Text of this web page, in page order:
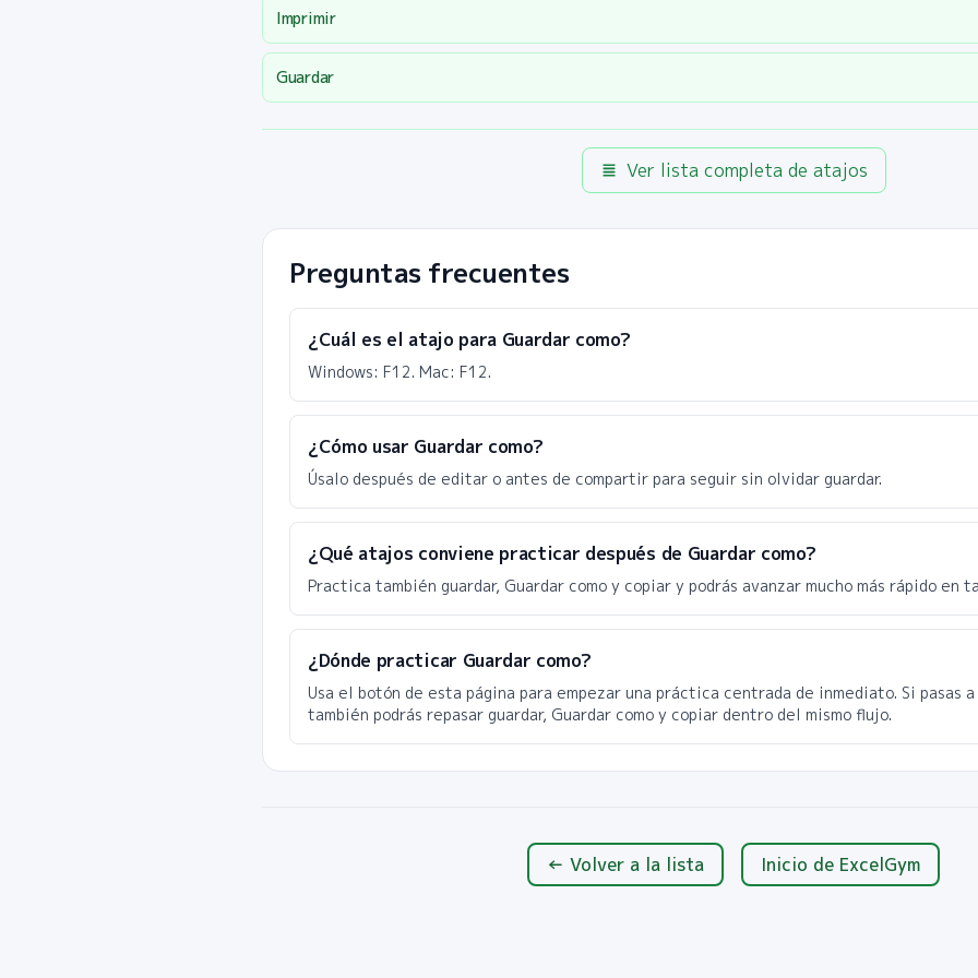
Imprimir
Guardar
Ver lista completa de atajos
Preguntas frecuentes
¿Cuál es el atajo para Guardar como?
Windows: F12. Mac: F12.
¿Cómo usar Guardar como?
Úsalo después de editar o antes de compartir para seguir sin olvidar guardar.
¿Qué atajos conviene practicar después de Guardar como?
Practica también guardar, Guardar como y copiar y podrás avanzar mucho más rápido en
¿Dónde practicar Guardar como?
Usa el botón de esta página para empezar una práctica centrada de inmediato. Si pasas
también podrás repasar guardar, Guardar como y copiar dentro del mismo flujo.
← Volver a la lista Inicio de ExcelGym